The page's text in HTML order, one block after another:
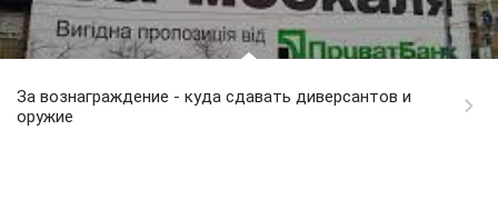
За вознаграждение - куда сдавать диверсантов и
оружие